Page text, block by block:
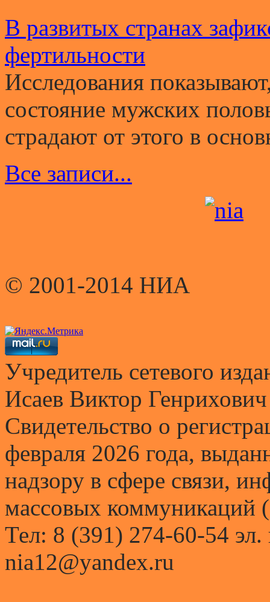
В развитых странах
фертильности
Исследования
состояние мужских
страдают от этого в
Все записи...
© 2001-2014 НИА
Учредитель сетевого
Исаев Виктор Генрихович
Свидетельство о
февраля 2026 года,
надзору в сфере связи,
массовых коммуникаций
Тел: 8 (391) 274-60-54 эл.
nia12@yandex.ru